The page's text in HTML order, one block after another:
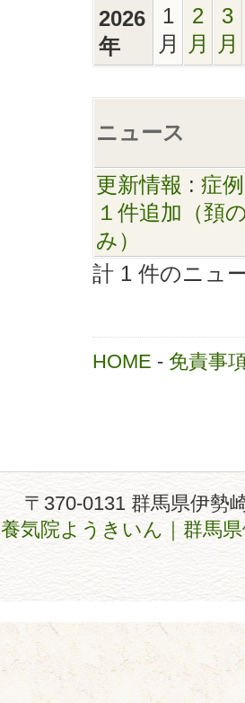
2026
年
1
月
2
月
3
月
ニュース
更新情報 : 症
１件追加（頚
み）
計 1 件のニュ
HOME - 免責事
〒370-0131 群馬県伊勢
養気院ようきいん｜群馬